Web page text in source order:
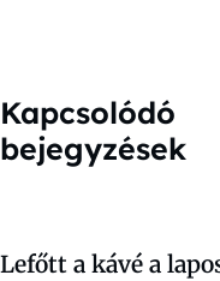
Kapcsolódó
bejegyzések
Lefőtt a kávé a